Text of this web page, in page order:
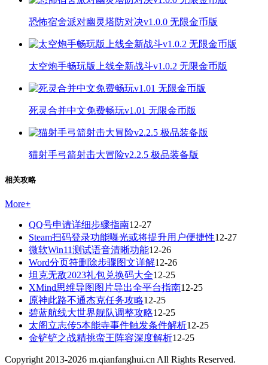
恐怖宿舍派对幽灵塔防对决v1.0.0 无限金币版
太空炮手畅玩版上线全新战斗v1.0.2 无限金币版
死灵合并中文免费畅玩v1.01 无限金币版
猫射手弓箭射击大冒险v2.2.5 极品装备版
相关攻略
More+
QQ号申请详细步骤指南12-27
Steam扫码登录功能曝光或将提升用户便捷性12-27
微软Win11测试语音清晰功能12-26
Word分页符删除步骤图文详解12-26
坦克无敌2023礼包兑换码大全12-25
XMind思维导图图片导出全平台指南12-25
原神此路不通杰克任务攻略12-25
碧蓝航线大世界舰队调整攻略12-25
太阁立志传5本能寺事件触发条件解析12-25
金铲铲之战精挑蛮王阵容深度解析12-25
Copyright 2013-2026 m.qianfanghui.cn All Rights Reserved.